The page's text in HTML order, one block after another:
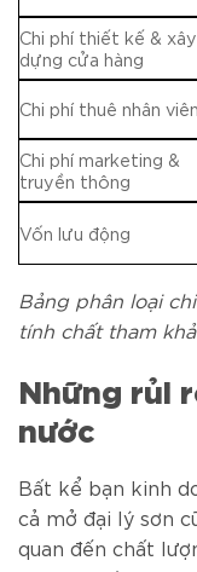
Chi phí thiết kế & xây
dựng cửa hàng
Chi phí thuê nhân viên
Chi phí marketing &
truyền thông
Vốn lưu động
Bảng phân loại
tính chất tham
Những rủi
nước
Bất kể bạn kinh
cả mở đại lý sơn
quan đến chất